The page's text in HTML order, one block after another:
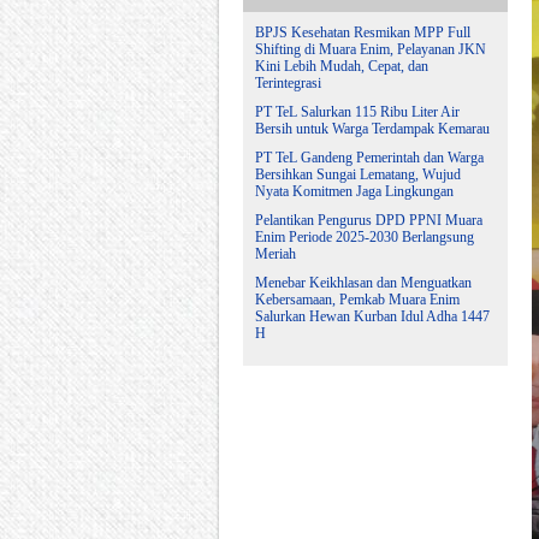
BPJS Kesehatan Resmikan MPP Full
Shifting di Muara Enim, Pelayanan JKN
Kini Lebih Mudah, Cepat, dan
Terintegrasi
PT TeL Salurkan 115 Ribu Liter Air
Bersih untuk Warga Terdampak Kemarau
PT TeL Gandeng Pemerintah dan Warga
Bersihkan Sungai Lematang, Wujud
Nyata Komitmen Jaga Lingkungan
Pelantikan Pengurus DPD PPNI Muara
Enim Periode 2025-2030 Berlangsung
Meriah
Menebar Keikhlasan dan Menguatkan
Kebersamaan, Pemkab Muara Enim
Salurkan Hewan Kurban Idul Adha 1447
H